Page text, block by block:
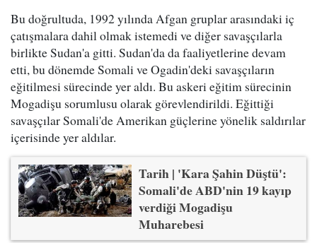
Bu doğrultuda, 1992 yılında Afgan gruplar arasındaki iç
çatışmalara dahil olmak istemedi ve diğer savaşçılarla
birlikte Sudan'a gitti. Sudan'da da faaliyetlerine devam
etti, bu dönemde Somali ve Ogadin'deki savaşçıların
eğitilmesi sürecinde yer aldı. Bu askeri eğitim sürecinin
Mogadişu sorumlusu olarak görevlendirildi. Eğittiği
savaşçılar Somali'de Amerikan güçlerine yönelik saldırılar
içerisinde yer aldılar.
Tarih | 'Kara Şahin Düştü':
Somali'de ABD'nin 19 kayıp
verdiği Mogadişu
Muharebesi